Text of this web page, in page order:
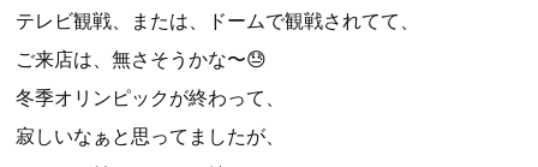
テレビ観戦、または、ドームで観戦されてて、
ご来店は、無さそうかな〜😓
冬季オリンピックが終わって、
寂しいなぁと思ってましたが、